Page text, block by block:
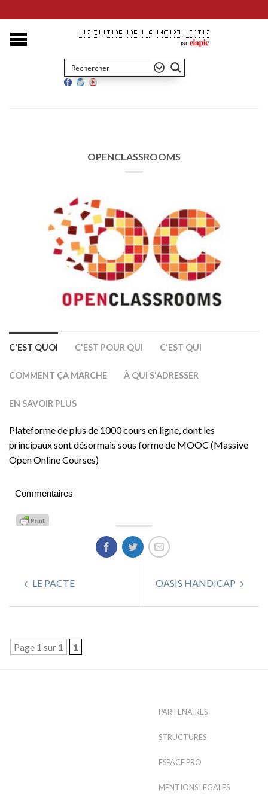
OPENCLASSROOMS
C'EST QUOI C'EST POUR QUI C'EST QUI
COMMENT ÇA MARCHE À QUI S'ADRESSER
EN SAVOIR PLUS
Plateforme de plus de 1000 cours en ligne, dont les
principaux sont désormais sous forme de MOOC (Massive
Open Online Courses)
Commentaires
LE PACTE OASIS HANDICAP
Page 1 sur 1 1
PARTENAIRES
STRUCTURES
ESPACE PRO
MENTIONS LEGALES